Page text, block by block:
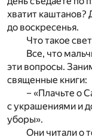
хватит каштанов?
до воскресенья.
Что такое
Все, что
эти вопросы.
священные книги:
– «Плачьте о
с украшениями и
уборы».
Они читали о